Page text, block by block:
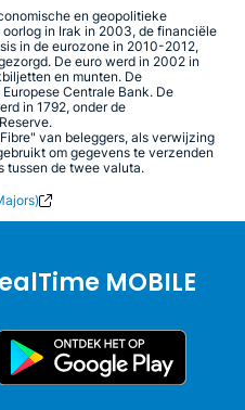
en geopolitieke
in Irak in 2003, de financiële
in de eurozone in 2010-2012,
De euro werd in 2002 in
en munten. De
Centrale Bank. De
in 1792, onder de
van beleggers, als verwijzing
om gegevens te verzenden
tussen de twee valuta.
MOBILE